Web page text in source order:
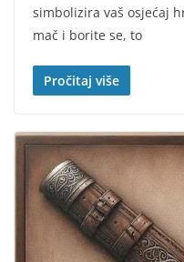
simbolizira vaš osjećaj
mač i borite se, to
Pročitaj više